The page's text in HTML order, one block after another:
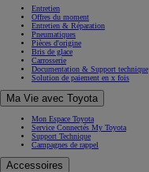
Entretien
Offres du moment
Entretien & Réparation
Pneumatiques
Pièces d'origine
Bris de glace
Carrosserie
Documentation & Support technique
Solution de paiement en x fois
Ma Vie avec Toyota
Mon Espace Toyota
Service Connectés My Toyota
Support Technique
Campagnes de rappel
Accessoires